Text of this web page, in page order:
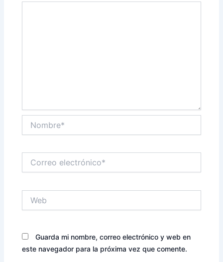
electrónico*
Guarda mi nombre, correo electrónico y web en
este navegador para la próxima vez que comente.